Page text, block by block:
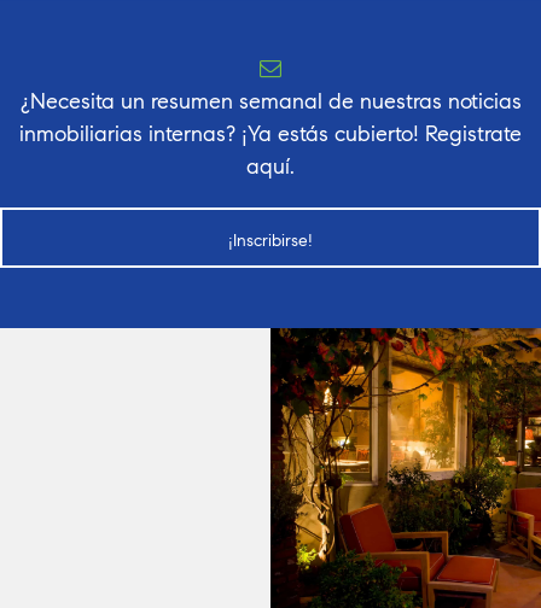
¿Necesita un resumen semanal de nuestras noticias
inmobiliarias internas? ¡Ya estás cubierto! Registrate
aquí.
¡Inscribirse!